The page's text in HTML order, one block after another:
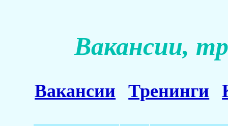
Вакансии,
Вакансии Тренинги